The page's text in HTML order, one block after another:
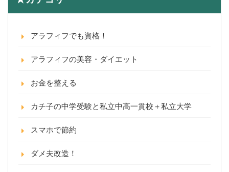
アラフィフでも資格！
アラフィフの美容・ダイエット
お金を整える
カチ子の中学受験と私立中高一貫校＋私立大学
スマホで節約
ダメ夫改造！